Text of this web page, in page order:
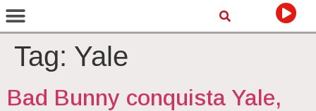
Tag: Yale
Bad Bunny conquista Yale,